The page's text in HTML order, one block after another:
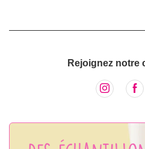
Rejoignez notre